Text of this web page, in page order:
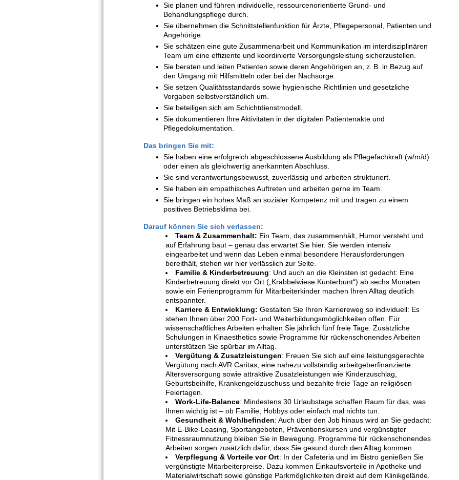
Sie planen und führen individuelle, ressourcenorientierte Grund- und
Behandlungspflege durch.
Sie übernehmen die Schnittstellenfunktion für Ärzte, Pflegepersonal, Patienten und
Angehörige.
Sie schätzen eine gute Zusammenarbeit und Kommunikation im interdisziplinären
Team um eine effiziente und koordinierte Versorgungsleistung sicherzustellen.
Sie beraten und leiten Patienten sowie deren Angehörigen an, z. B. in Bezug auf
den Umgang mit Hilfsmitteln oder bei der Nachsorge.
Sie setzen Qualitätsstandards sowie hygienische Richtlinien und gesetzliche
Vorgaben selbstverständlich um.
Sie beteiligen sich am Schichtdienstmodell.
Sie dokumentieren Ihre Aktivitäten in der digitalen Patientenakte und
Pflegedokumentation.
Das bringen Sie mit:
Sie haben eine erfolgreich abgeschlossene Ausbildung als Pflegefachkraft (w/m/d)
oder einen als gleichwertig anerkannten Abschluss.
Sie sind verantwortungsbewusst, zuverlässig und arbeiten strukturiert.
Sie haben ein empathisches Auftreten und arbeiten gerne im Team.
Sie bringen ein hohes Maß an sozialer Kompetenz mit und tragen zu einem
positives Betriebsklima bei.
Darauf können Sie sich verlassen:
Team & Zusammenhalt: Ein Team, das zusammenhält, Humor versteht und
auf Erfahrung baut – genau das erwartet Sie hier. Sie werden intensiv
eingearbeitet und wenn das Leben einmal besondere Herausforderungen
bereithält, stehen wir hier verlässlich zur Seite.
Familie & Kinderbetreuung: Und auch an die Kleinsten ist gedacht: Eine
Kinderbetreuung direkt vor Ort („Krabbelwiese Kunterbunt“) ab sechs Monaten
sowie ein Ferienprogramm für Mitarbeiterkinder machen Ihren Alltag deutlich
entspannter.
Karriere & Entwicklung: Gestalten Sie Ihren Karriereweg so individuell: Es
stehen Ihnen über 200 Fort- und Weiterbildungsmöglichkeiten offen. Für
wissenschaftliches Arbeiten erhalten Sie jährlich fünf freie Tage. Zusätzliche
Schulungen in Kinaesthetics sowie Programme für rückenschonendes Arbeiten
unterstützen Sie spürbar im Alltag.
Vergütung & Zusatzleistungen: Freuen Sie sich auf eine leistungsgerechte
Vergütung nach AVR Caritas, eine nahezu vollständig arbeitgeberfinanzierte
Altersversorgung sowie attraktive Zusatzleistungen wie Kinderzuschlag,
Geburtsbeihilfe, Krankengeldzuschuss und bezahlte freie Tage an religiösen
Feiertagen.
Work-Life-Balance: Mindestens 30 Urlaubstage schaffen Raum für das, was
Ihnen wichtig ist – ob Familie, Hobbys oder einfach mal nichts tun.
Gesundheit & Wohlbefinden: Auch über den Job hinaus wird an Sie gedacht:
Mit E-Bike-Leasing, Sportangeboten, Präventionskursen und vergünstigter
Fitnessraumnutzung bleiben Sie in Bewegung. Programme für rückenschonendes
Arbeiten sorgen zusätzlich dafür, dass Sie gesund durch den Alltag kommen.
Verpflegung & Vorteile vor Ort: In der Cafeteria und im Bistro genießen Sie
vergünstigte Mitarbeiterpreise. Dazu kommen Einkaufsvorteile in Apotheke und
Materialwirtschaft sowie günstige Parkmöglichkeiten direkt auf dem Klinikgelände.